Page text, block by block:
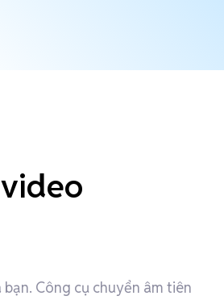
Công cụ chuyển âm tiên